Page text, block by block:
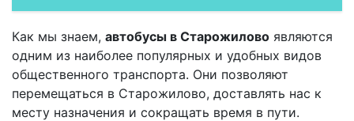
Как мы знаем, автобусы в Старожилово являются
одним из наиболее популярных и удобных видов
общественного транспорта. Они позволяют
перемещаться в Старожилово, доставлять нас к
месту назначения и сокращать время в пути.